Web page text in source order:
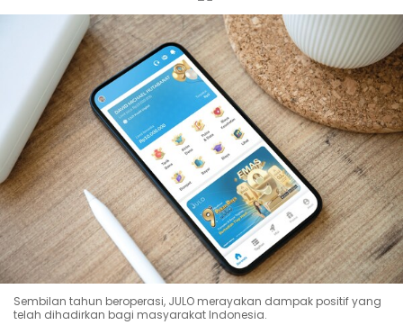
Sembilan tahun beroperasi, JULO merayakan dampak positif yang
telah dihadirkan bagi masyarakat Indonesia.